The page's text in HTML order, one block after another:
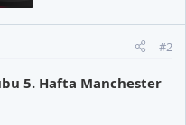
#2
5. Hafta Manchester